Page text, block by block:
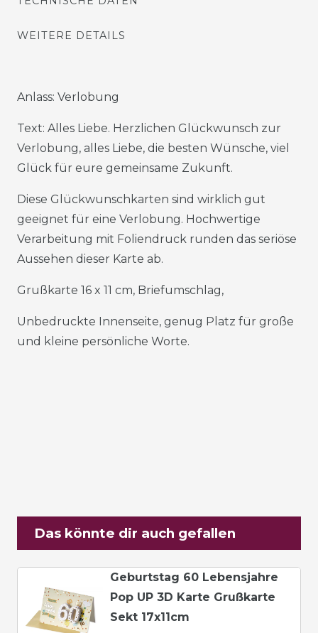
WEITERE DETAILS
Anlass: Verlobung
Text: Alles Liebe. Herzlichen Glückwunsch zur
Verlobung, alles Liebe, die besten Wünsche, viel
Glück für eure gemeinsame Zukunft.
Diese Glückwunschkarten sind wirklich gut
geeignet für eine Verlobung. Hochwertige
Verarbeitung mit Foliendruck runden das seriöse
Aussehen dieser Karte ab.
Grußkarte 16 x 11 cm, Briefumschlag,
Unbedruckte Innenseite, genug Platz für große
und kleine persönliche Worte.
Das könnte dir auch gefallen
Geburtstag 60 Lebensjahre
Pop UP 3D Karte Grußkarte
Sekt 17x11cm